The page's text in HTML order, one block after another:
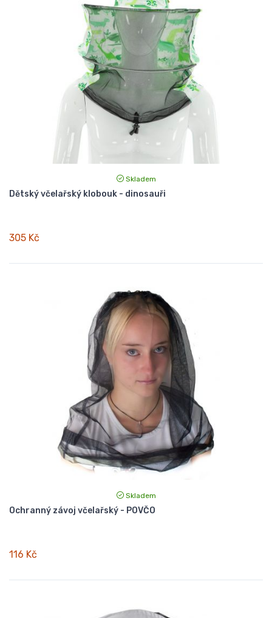
Skladem
Dětský včelařský klobouk - dinosauři
305 Kč
Skladem
Ochranný závoj včelařský - POVČO
116 Kč